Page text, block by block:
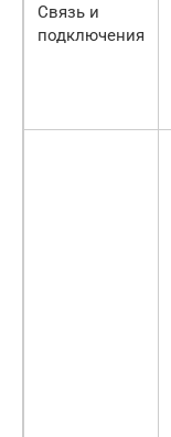
Связь и
подключения